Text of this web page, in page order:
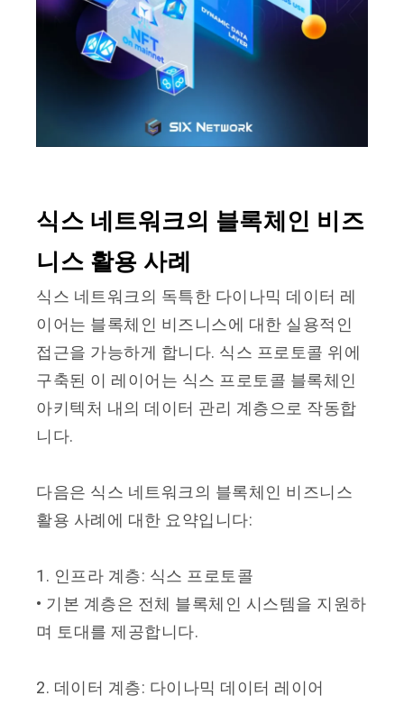
식스 네트워크의 블록체인 비즈
니스 활용 사례
식스 네트워크의 독특한 다이나믹 데이터 레
이어는 블록체인 비즈니스에 대한 실용적인
접근을 가능하게 합니다. 식스 프로토콜 위에
구축된 이 레이어는 식스 프로토콜 블록체인
아키텍처 내의 데이터 관리 계층으로 작동합
니다.
다음은 식스 네트워크의 블록체인 비즈니스
활용 사례에 대한 요약입니다:
1. 인프라 계층: 식스 프로토콜
• 기본 계층은 전체 블록체인 시스템을 지원하
며 토대를 제공합니다.
2. 데이터 계층: 다이나믹 데이터 레이어